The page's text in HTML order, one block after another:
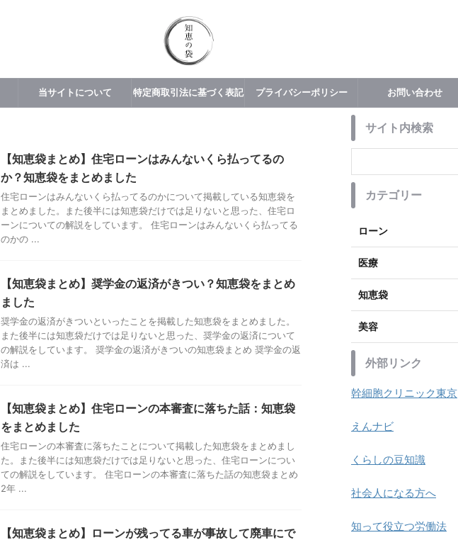
当サイトについて 特定商取引法に基づく表記 プライバシーポリシー お問い合わせ
【知恵袋まとめ】住宅ローンはみんないくら払ってるの
か？知恵袋をまとめました
住宅ローンはみんないくら払ってるのかについて掲載している知恵袋を
まとめました。また後半には知恵袋だけでは足りないと思った、住宅ロ
ーンについての解説をしています。 住宅ローンはみんないくら払ってる
のかの ...
【知恵袋まとめ】奨学金の返済がきつい？知恵袋をまとめ
ました
奨学金の返済がきついといったことを掲載した知恵袋をまとめました。
また後半には知恵袋だけでは足りないと思った、奨学金の返済について
の解説をしています。 奨学金の返済がきついの知恵袋まとめ 奨学金の返
済は ...
【知恵袋まとめ】住宅ローンの本審査に落ちた話：知恵袋
をまとめました
住宅ローンの本審査に落ちたことについて掲載した知恵袋をまとめまし
た。また後半には知恵袋だけでは足りないと思った、住宅ローンについ
ての解説をしています。 住宅ローンの本審査に落ちた話の知恵袋まとめ
2年 ...
【知恵袋まとめ】ローンが残ってる車が事故して廃車にで
サイト内検索
カテゴリー
ローン
医療
知恵袋
美容
外部リンク
幹細胞クリニック東京
えんナビ
くらしの豆知識
社会人になる方へ
知って役立つ労働法